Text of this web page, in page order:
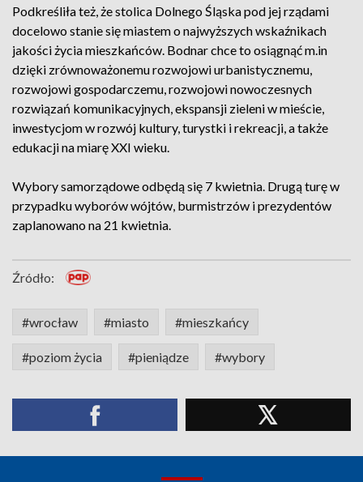
Podkreśliła też, że stolica Dolnego Śląska pod jej rządami
docelowo stanie się miastem o najwyższych wskaźnikach
jakości życia mieszkańców. Bodnar chce to osiągnąć m.in
dzięki zrównoważonemu rozwojowi urbanistycznemu,
rozwojowi gospodarczemu, rozwojowi nowoczesnych
rozwiązań komunikacyjnych, ekspansji zieleni w mieście,
inwestycjom w rozwój kultury, turystki i rekreacji, a także
edukacji na miarę XXI wieku.
Wybory samorządowe odbędą się 7 kwietnia. Drugą turę w
przypadku wyborów wójtów, burmistrzów i prezydentów
zaplanowano na 21 kwietnia.
Źródło:
#wrocław #miasto #mieszkańcy
#poziom życia #pieniądze #wybory